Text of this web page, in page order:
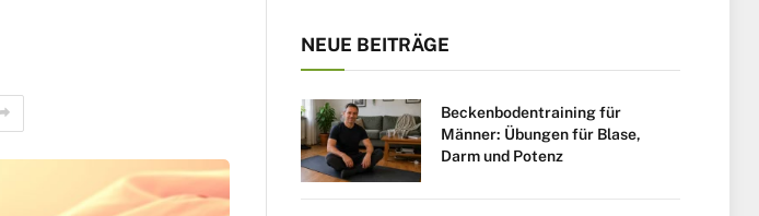
NEUE BEITRÄGE
Beckenbodentraining für
Männer: Übungen für Blase,
Darm und Potenz